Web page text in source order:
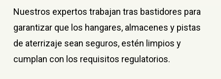
Nuestros expertos trabajan tras bastidores para
garantizar que los hangares, almacenes y pistas
de aterrizaje sean seguros, estén limpios y
cumplan con los requisitos regulatorios.